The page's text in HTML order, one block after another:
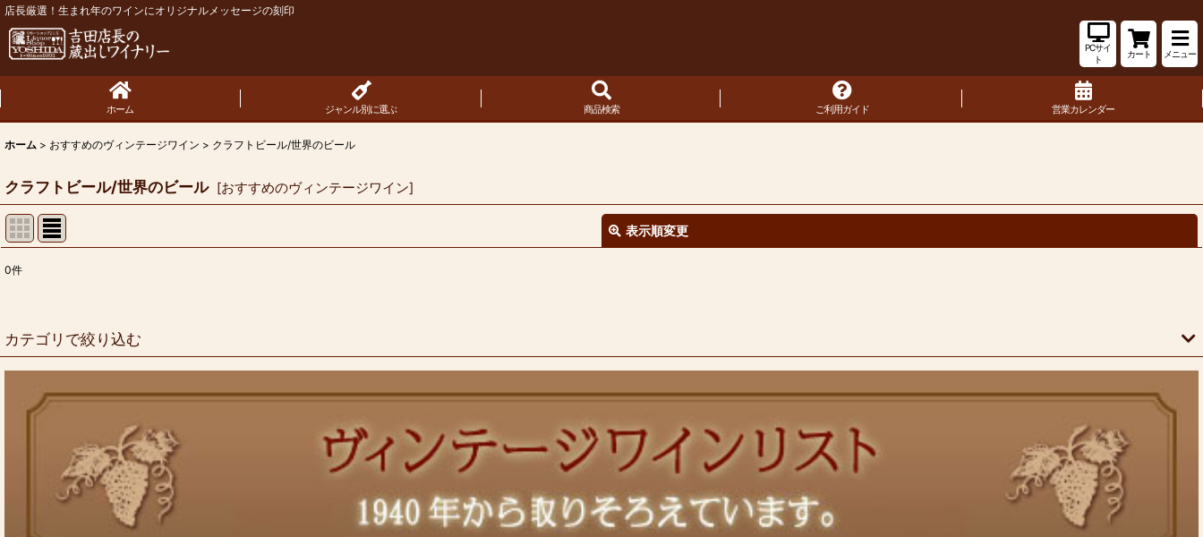
店長厳選！生まれ年のワインにオリジナルメッセージの刻印
PCサイ
ト
カート メニュー
ホーム ジャンル別に選ぶ 商品検索 ご利用ガイド 営業カレンダー
ホーム > おすすめのヴィンテージワイン > クラフトビール/世界のビール
クラフトビール/世界のビール [おすすめのヴィンテージワイン]
表示順変更
表示数
絞り込む
0件
カテゴリで絞り込む
富山のクラフトビール(地ビール)
地ビール 定番＆限定品
アメリカ・クラフトビール（U.S.A.Beer）